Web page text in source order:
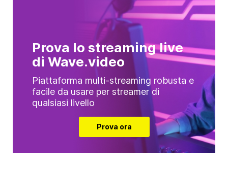
Prova lo streaming live
di Wave.video
Piattaforma multi-streaming robusta e
facile da usare per streamer di
qualsiasi livello
Prova ora